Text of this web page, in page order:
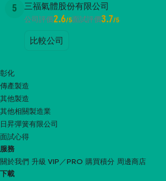
5 三福氣體股份有限公司
公司評價2.6/5面試評價3.7/5
比較公司
彰化
傳產製造
其他製造
其他相關製造業
日昇彈簧有限公司
面試心得
服務
關於我們 升級 VIP／PRO 購買積分 周邊商店
下載